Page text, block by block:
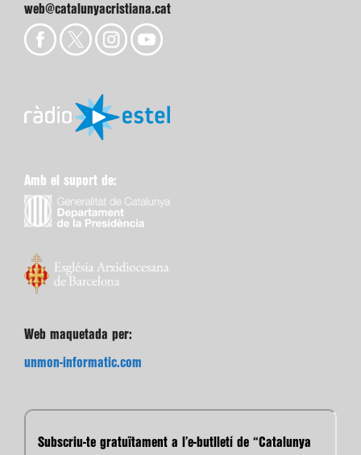
web@catalunyacristiana.cat
Amb el suport de:
Web maquetada per:
unmon-informatic.com
Subscriu-te gratuïtament a l’e-butlletí de “Catalunya